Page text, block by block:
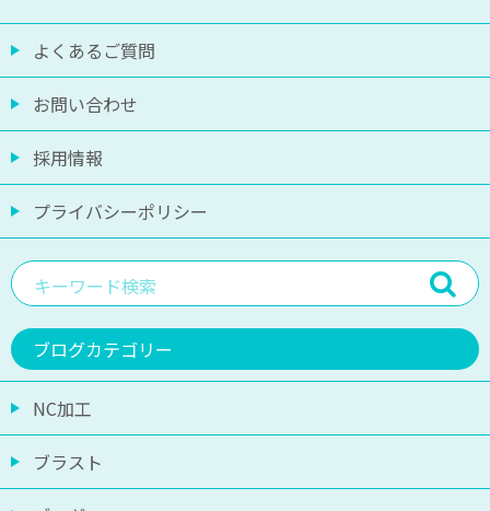
よくあるご質問
お問い合わせ
採用情報
プライバシーポリシー
ブログカテゴリー
NC加工
ブラスト